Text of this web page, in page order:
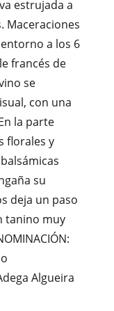
estrujada a
Maceraciones
a los 6
francés de
se
con una
la parte
florales y
su
deja un paso
tanino muy
Algueira